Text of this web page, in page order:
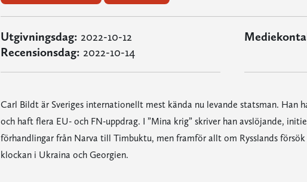
Utgivningsdag: 2022-10-12
Recensionsdag: 2022-10-14
Carl Bildt är Sveriges internationellt mest kända nu levande statsman. Han
och haft flera EU- och FN-uppdrag. I ”Mina krig” skriver han avslöjande,
förhandlingar från Narva till Timbuktu, men framför allt om Rysslands
klockan i Ukraina och Georgien.